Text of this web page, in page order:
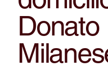
Donato